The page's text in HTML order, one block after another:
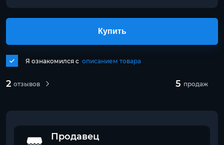
2 отзывов 5 продаж
Я ознакомился с описанием товара
Купить
Продавец